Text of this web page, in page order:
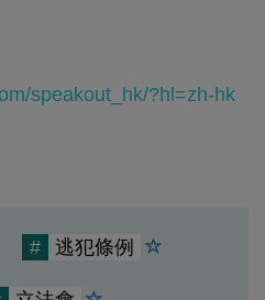
speakout_hk/?hl=zh-hk
# 逃犯條例